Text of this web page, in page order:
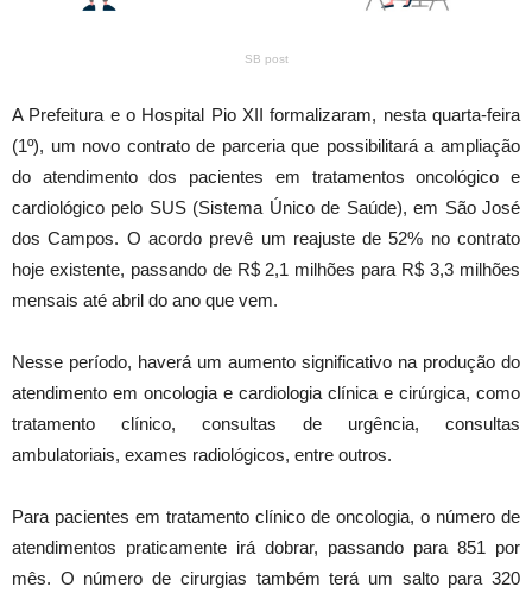
SB post
A Prefeitura e o Hospital Pio XII formalizaram, nesta quarta-feira
(1º), um novo contrato de parceria que possibilitará a ampliação
do atendimento dos pacientes em tratamentos oncológico e
cardiológico pelo SUS (Sistema Único de Saúde), em São José
dos Campos. O acordo prevê um reajuste de 52% no contrato
hoje existente, passando de R$ 2,1 milhões para R$ 3,3 milhões
mensais até abril do ano que vem.
Nesse período, haverá um aumento significativo na produção do
atendimento em oncologia e cardiologia clínica e cirúrgica, como
tratamento clínico, consultas de urgência, consultas
ambulatoriais, exames radiológicos, entre outros.
Para pacientes em tratamento clínico de oncologia, o número de
atendimentos praticamente irá dobrar, passando para 851 por
mês. O número de cirurgias também terá um salto para 320